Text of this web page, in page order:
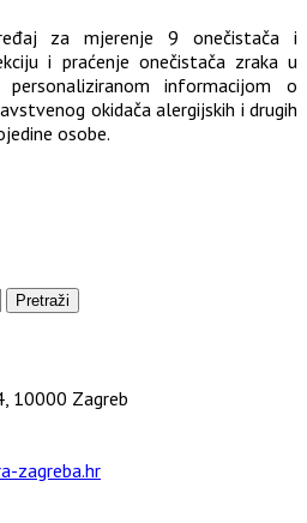
za mjerenje 9 onečistača i
i praćenje onečistača zraka u
informacijom o
okidača alergijskih i drugih
osobe.
10000 Zagreb
zagreba.hr